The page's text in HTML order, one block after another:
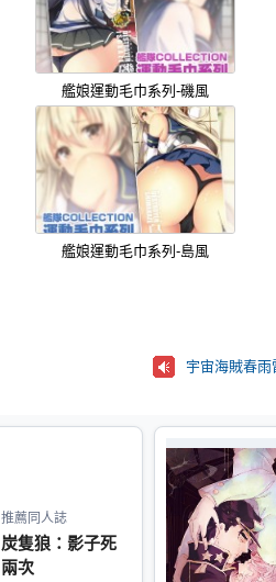
艦娘運動毛巾系列-磯風
艦娘運動毛巾系列-島風
推薦同人誌
炭隻狼：影子死
兩次